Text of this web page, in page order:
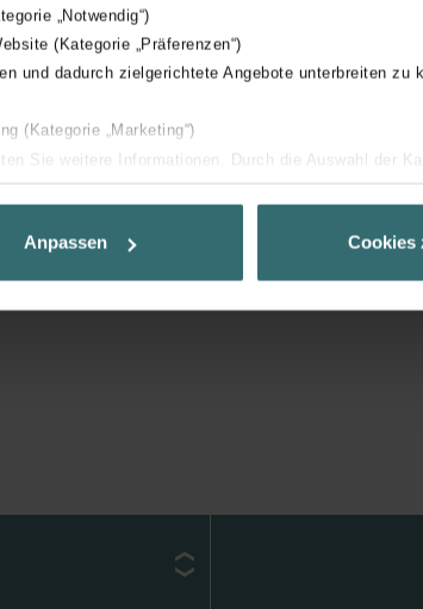
„Notwendig“)
(Kategorie „Präferenzen“)
und dadurch zielgerichtete Angebote unterbreiten zu
(Kategorie „Marketing“)
Sie weitere Informationen. Durch die Auswahl der
zu ermöglichen und Ihnen
Einwilligungen können Sie selbstverständlich über
Limitet Şirketi: Web Sitesi Çerezleri
Anpassen Cookies
hygiénique lisse, facile à nettoyer.
pré-isolées.
garantissent une longue durée de vie.